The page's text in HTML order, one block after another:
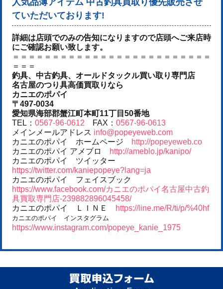
ていただいております!
詳細は店頭でのみの告知になりますので店頭へご来店時
にご確認お願い致します。
＝＝＝＝＝＝＝＝＝＝＝＝＝＝＝＝＝＝＝＝＝＝＝＝＝
＝＝＝
釣具、中古釣具、オールドタックル買い取り専門店
名古屋のつり具高価買取りなら
カニエのポパイ
〒497-0034
愛知県海部郡蟹江町本町11丁目50番地
TEL： 0567-96-0612 FAX： 0567-96-0613
メインメールアドレス info@popeyeweb.com
カニエのポパイ ホームページ
http://popeyeweb.co
カニエのポパイ アメブロ
http://ameblo.jp/kanipo/
カニエのポパイ ツイッター
https://twitter.com/kaniepopeye?lang=ja
カニエのポパイ フェイスブック
https://www.facebook.com/カニエのポパイ名古屋中古釣
具買取専門店-239882896045458/
カニエのポパイ ＬＩＮＥ
https://line.me/R/ti/p/%40hf
カニエのポパイ インスタグラム
https://www.instagram.com/popeye_kanie_1975